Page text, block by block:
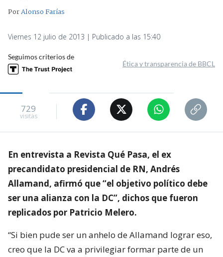
PorAlonso Farías
Viernes 12 julio de 2013 | Publicado a las 15:40
Seguimos criterios de
Ética y transparencia de BBCL
729
visitas
En entrevista a Revista Qué Pasa, el ex
precandidato presidencial de RN, Andrés
Allamand, afirmó que “el objetivo político debe
ser una alianza con la DC”, dichos que fueron
replicados por Patricio Melero.
“Si bien pude ser un anhelo de Allamand lograr eso,
creo que la DC va a privilegiar formar parte de un